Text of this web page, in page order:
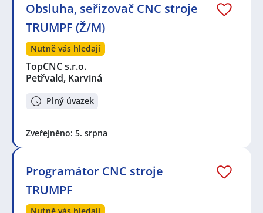
Obsluha, seřizovač CNC stroje
TRUMPF (Ž/M)
Nutně vás hledají
TopCNC s.r.o.
Petřvald, Karviná
Plný úvazek
Zveřejněno: 5. srpna
Programátor CNC stroje
TRUMPF
Nutně vás hledají